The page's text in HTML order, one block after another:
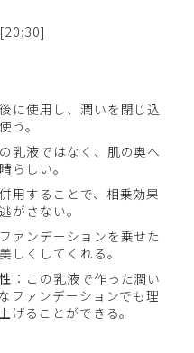
に使用し、潤いを閉じ込
う。
乳液ではなく、肌の奥へ
らしい。
用することで、相乗効果
がさない。
ファンデーションを乗せた
しくしてくれる。
：この乳液で作った潤い
ファンデーションでも理
げることができる。